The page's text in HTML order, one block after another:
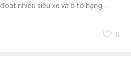
đoạt nhiều siêu xe và ô tô hạng…
0